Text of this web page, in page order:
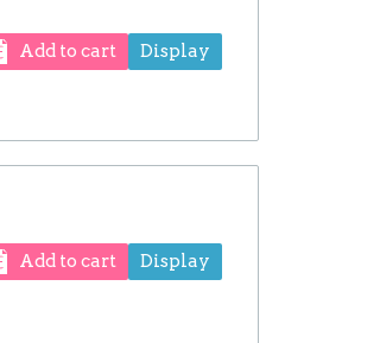
Add to cart Display
Add to cart Display